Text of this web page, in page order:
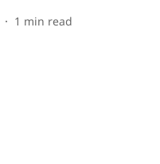
1 min read